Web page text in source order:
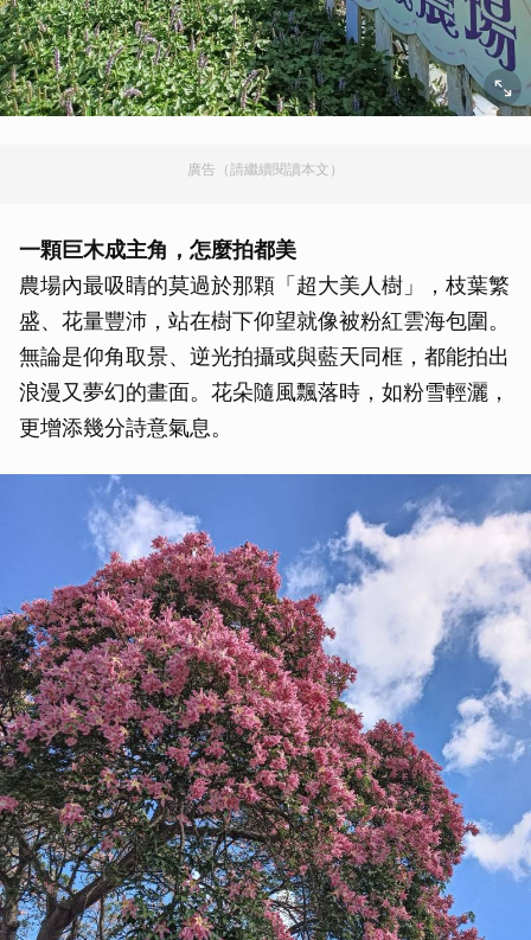
廣告（請繼續閱讀本文）
一顆巨木成主角，怎麼拍都美
農場內最吸睛的莫過於那顆「超大美人樹」，枝葉繁
盛、花量豐沛，站在樹下仰望就像被粉紅雲海包圍。
無論是仰角取景、逆光拍攝或與藍天同框，都能拍出
浪漫又夢幻的畫面。花朵隨風飄落時，如粉雪輕灑，
更增添幾分詩意氣息。